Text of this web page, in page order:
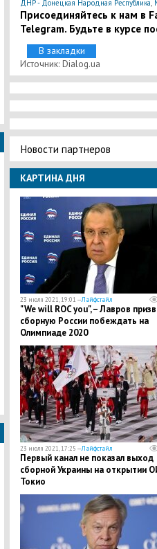
ДНР - Донецкая Народная Республика,
Присоединяйтесь к нам в
Telegram. Будьте в курсе
В закладки
Источник: Dialog.ua
Новости партнеров
КАРТИНА ДНЯ
23 июля 2021, 19:01 —Лайфстайл
"We will ROC you", – Лавров
сборную России побеждать на
Олимпиаде 2020
23 июля 2021, 17:25 —Лайфстайл
Первый канал не показал выход
сборной Украины на открытии
Токио